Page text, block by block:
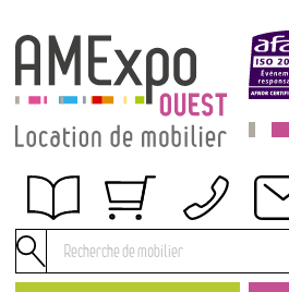
Obtenir un devis
Conditions générales de location
Conditions de règlement